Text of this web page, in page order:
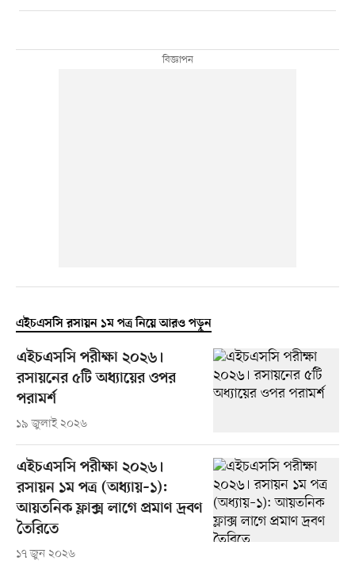
এইচএসসি রসায়ন ১ম পত্র নিয়ে আরও পড়ুন
এইচএসসি পরীক্ষা ২০২৬।
রসায়নের ৫টি অধ্যায়ের ওপর
পরামর্শ
১৯ জুলাই ২০২৬
এইচএসসি পরীক্ষা ২০২৬।
রসায়ন ১ম পত্র (অধ্যায়–১):
আয়তনিক ফ্লাক্স লাগে প্রমাণ দ্রবণ
তৈরিতে
১৭ জুন ২০২৬